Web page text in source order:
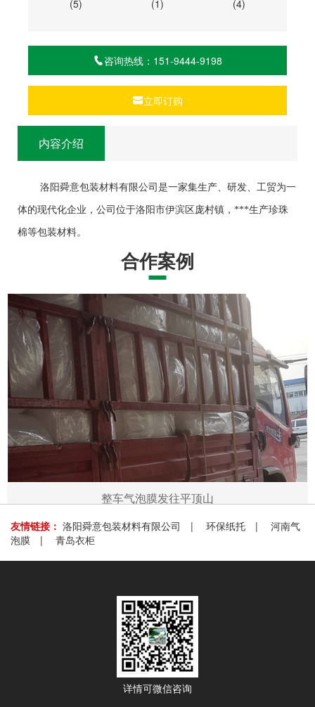
(5)
(1)
(4)
咨询热线：151-9444-9198
立即订购
内容介绍
洛阳舜意包装材料有限公司是一家集生产、研发、工贸为一
体的现代化企业，公司位于洛阳市伊滨区庞村镇，***生产珍珠
棉等包装材料。
合作案例
整车气泡膜发往平顶山
友情链接： 洛阳舜意包装材料有限公司 | 环保纸托 | 河南气
泡膜 | 青岛衣柜
详情可微信咨询